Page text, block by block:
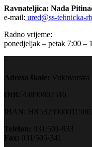
Ravnateljica: Nada
e-mail: ured@ss-tehnicka-
Radno vrijeme:
ponedjeljak – petak 7:00 –
Adresa škole: Vukovarska
OIB: 43890802516
IBAN:
Telefon: 031/501-933
Fax: 031/505-341